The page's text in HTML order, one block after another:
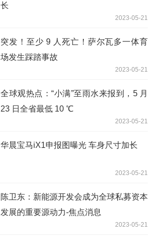
长
2023-05-21
突发！至少 9 人死亡！萨尔瓦多一体育
场发生踩踏事故
2023-05-21
全球观热点：“小满”至雨水来报到，5 月
23 日全省最低 10 ℃
2023-05-21
华晨宝马iX1申报图曝光 车身尺寸加长
2023-05-21
陈卫东：新能源开发会成为全球私募资本
发展的重要源动力-焦点消息
2023-05-21